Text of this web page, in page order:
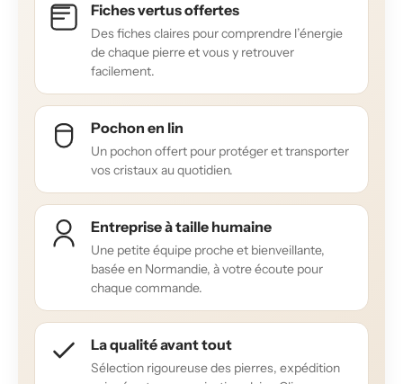
Fiches vertus offertes
Des fiches claires pour comprendre l’énergie
de chaque pierre et vous y retrouver
facilement.
Pochon en lin
Un pochon offert pour protéger et transporter
vos cristaux au quotidien.
Entreprise à taille humaine
Une petite équipe proche et bienveillante,
basée en Normandie, à votre écoute pour
chaque commande.
La qualité avant tout
Sélection rigoureuse des pierres, expédition